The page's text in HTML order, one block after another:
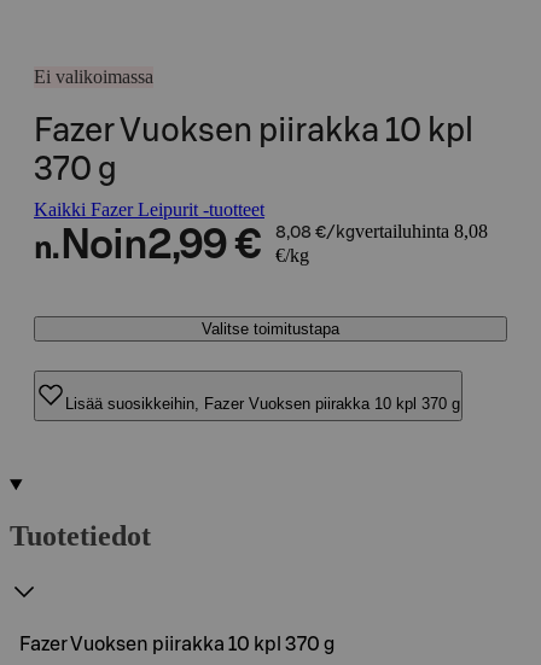
Ei valikoimassa
Fazer Vuoksen piirakka 10 kpl
370 g
Kaikki Fazer Leipurit -tuotteet
n. Noin2,99 € 8,08 €/kgvertailuhinta 8,08
€/kg
Valitse toimitustapa
Lisää suosikkeihin, Fazer Vuoksen piirakka 10 kpl 370 g
Tuotetiedot
Fazer Vuoksen piirakka 10 kpl 370 g